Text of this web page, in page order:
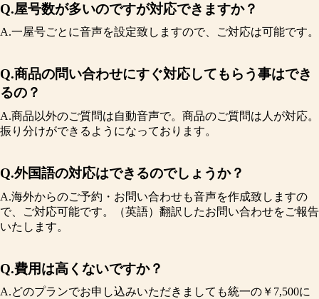
Q.屋号数が多いのですが対応できますか？
A.一屋号ごとに音声を設定致しますので、ご対応は可能です。
Q.商品の問い合わせにすぐ対応してもらう事はでき
るの？
A.商品以外のご質問は自動音声で。商品のご質問は人が対応。
振り分けができるようになっております。
Q.外国語の対応はできるのでしょうか？
A.海外からのご予約・お問い合わせも音声を作成致しますの
で、ご対応可能です。（英語）翻訳したお問い合わせをご報告
いたします。
Q.費用は高くないですか？
A.どのプランでお申し込みいただきましても統一の￥7,500に